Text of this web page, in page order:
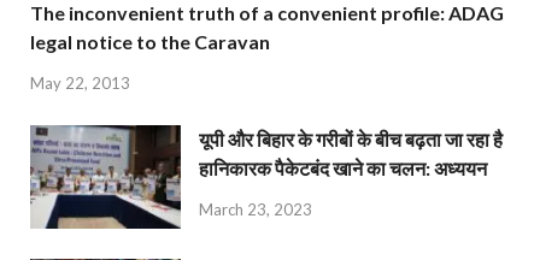
The inconvenient truth of a convenient profile: ADAG
legal notice to the Caravan
May 22, 2013
यूपी और बिहार के गरीबों के बीच बढ़ता जा रहा है
हानिकारक पैकेटबंद खाने का चलन: अध्ययन
March 23, 2023